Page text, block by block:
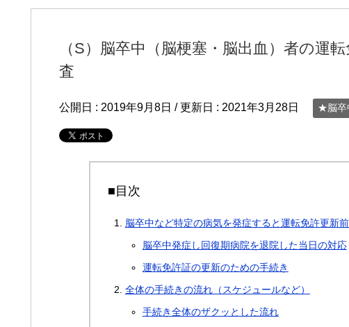
（S）脳卒中（脳梗塞・脳出血）者の運
査
公開日 : 2019年9月8日 / 更新日 : 2021年3月28日 ★脳卒
■目次
脳卒中など特定の病気を発症すると運転免許更新
脳卒中発症し回復期病院を退院した当日の対応
運転免許証の更新のための手続き
全体の手続きの流れ（スケジュールなど）
手続き全体のザクッとした流れ